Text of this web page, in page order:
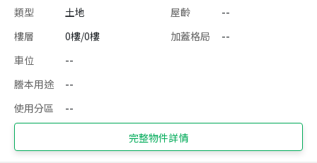
類型 土地 屋齡
--
樓層
0樓/0樓 加蓋格局
--
車位
--
謄本用途
--
使用分區
--
完整物件詳情